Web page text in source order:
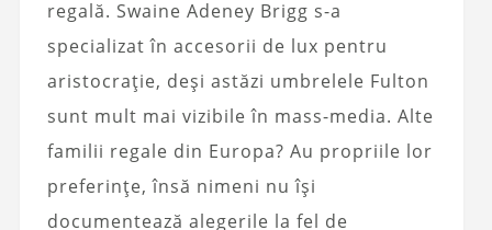
regală. Swaine Adeney Brigg s-a
specializat în accesorii de lux pentru
aristocrație, deși astăzi umbrelele Fulton
sunt mult mai vizibile în mass-media. Alte
familii regale din Europa? Au propriile lor
preferințe, însă nimeni nu își
documentează alegerile la fel de